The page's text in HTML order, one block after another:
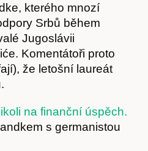
nás
kterého mnozí
Srbů během
Jugoslávii
Komentátoři proto
že letošní laureát
na finanční úspěch.
s germanistou